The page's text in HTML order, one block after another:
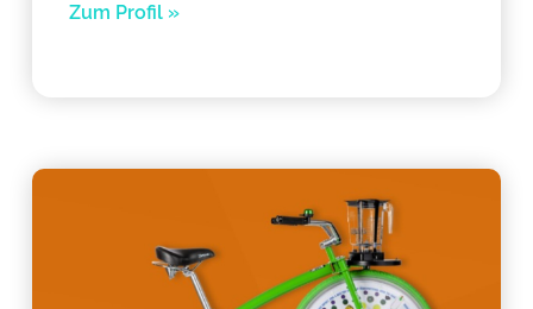
Zum Profil »